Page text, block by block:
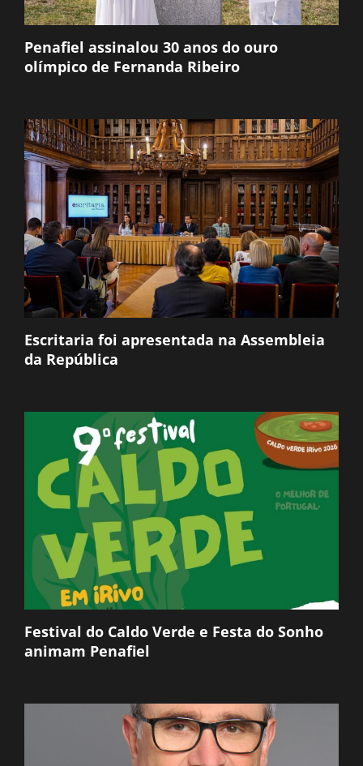
Penafiel assinalou 30 anos do ouro
olímpico de Fernanda Ribeiro
Escritaria foi apresentada na Assembleia
da República
Festival do Caldo Verde e Festa do Sonho
animam Penafiel